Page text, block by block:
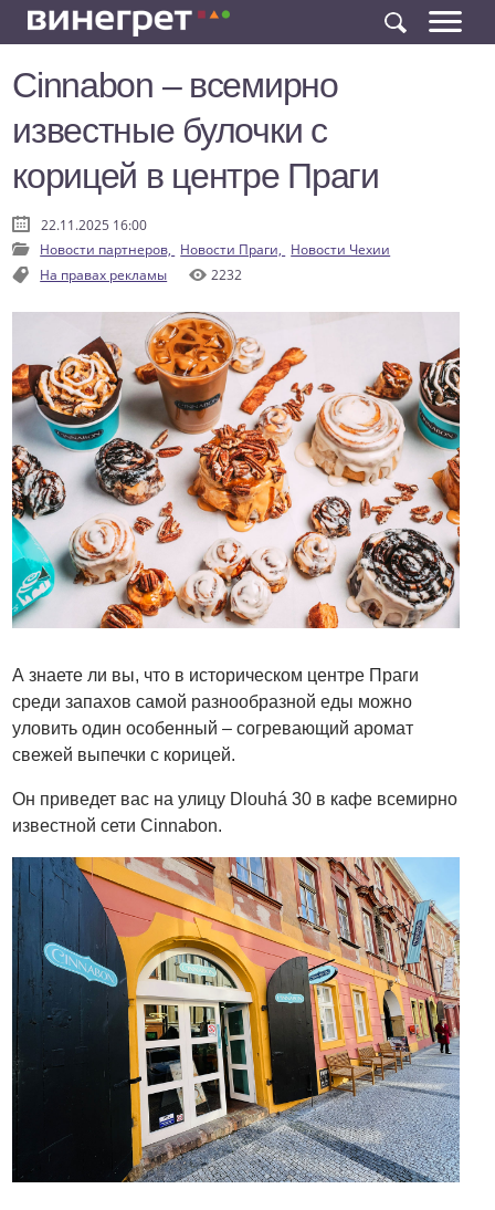
Cinnabon – всемирно
известные булочки с
корицей в центре Праги
22.11.2025 16:00
Новости партнеров, Новости Праги, Новости Чехии
На правах рекламы
2232
А знаете ли вы, что в историческом центре Праги
среди запахов самой разнообразной еды можно
уловить один особенный – согревающий аромат
свежей выпечки с корицей.
Он приведет вас на улицу Dlouhá 30 в кафе всемирно
известной сети Cinnabon.